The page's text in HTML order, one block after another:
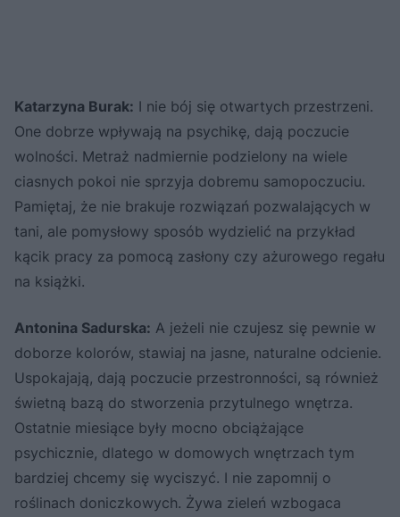
Katarzyna Burak: I nie bój się otwartych przestrzeni.
One dobrze wpływają na psychikę, dają poczucie
wolności. Metraż nadmiernie podzielony na wiele
ciasnych pokoi nie sprzyja dobremu samopoczuciu.
Pamiętaj, że nie brakuje rozwiązań pozwalających w
tani, ale pomysłowy sposób wydzielić na przykład
kącik pracy za pomocą zasłony czy ażurowego regału
na książki.
Antonina Sadurska: A jeżeli nie czujesz się pewnie w
doborze kolorów, stawiaj na jasne, naturalne odcienie.
Uspokajają, dają poczucie przestronności, są również
świetną bazą do stworzenia przytulnego wnętrza.
Ostatnie miesiące były mocno obciążające
psychicznie, dlatego w domowych wnętrzach tym
bardziej chcemy się wyciszyć. I nie zapomnij o
roślinach doniczkowych. Żywa zieleń wzbogaca